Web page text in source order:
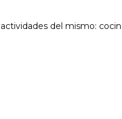
del mismo: